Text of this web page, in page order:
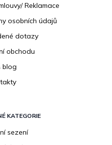
Reklamace
osobních údajů
dotazy
obchodu
blog
KATEGORIE
sezení